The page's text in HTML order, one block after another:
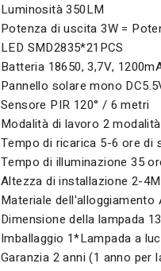
Luminosità 350LM
Potenza di uscita 3W =
LED SMD2835*21PCS
Batteria 18650, 3,7V,
Pannello solare mono
Sensore PIR 120° / 6 metri
Modalità di lavoro 2
Tempo di ricarica 5-6 ore
Tempo di illuminazione 35
Altezza di installazione 2-4M
Materiale dell'alloggiamento
Dimensione della lampada
Imballaggio 1*Lampada a
Garanzia 2 anni (1 anno per